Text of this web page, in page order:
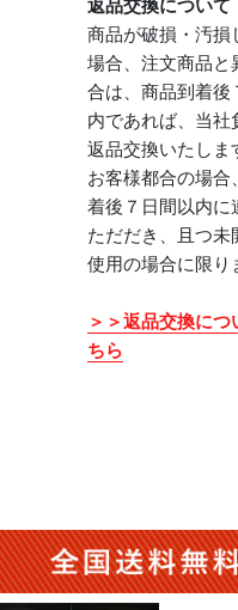
返品交換について
商品が破損・汚損
場合、注文商品と
合は、商品到着後
内であれば、当社
返品交換いたしま
お客様都合の場合
着後７日間以内に
ただだき、且つ未
使用の場合に限り
＞＞返品交換につ
ちら